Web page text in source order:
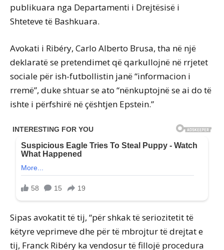
publikuara nga Departamenti i Drejtësisë i
Shteteve të Bashkuara.
Avokati i Ribéry, Carlo Alberto Brusa, tha në një
deklaratë se pretendimet që qarkullojnë në rrjetet
sociale për ish-futbollistin janë “informacion i
rremë”, duke shtuar se ato “nënkuptojnë se ai do të
ishte i përfshirë në çështjen Epstein.”
Sipas avokatit të tij, “për shkak të seriozitetit të
këtyre veprimeve dhe për të mbrojtur të drejtat e
tij, Franck Ribéry ka vendosur të fillojë procedura